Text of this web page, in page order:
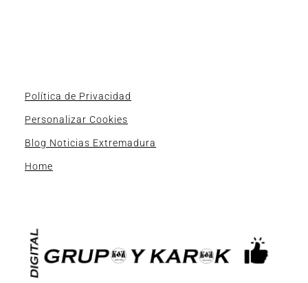
Política de Privacidad
Personalizar Cookies
Blog Noticias Extremadura
Home